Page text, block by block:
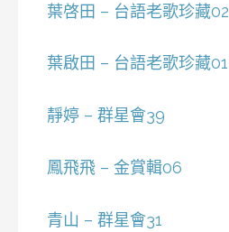
葉啓田 – 台語老歌珍藏02
葉啟田 – 台語老歌珍藏01
靜婷 – 群星會39
鳳飛飛 – 金賞輯06
青山 – 群星會31